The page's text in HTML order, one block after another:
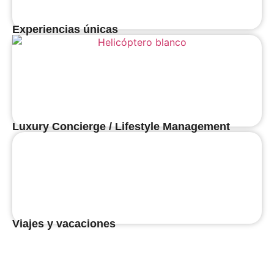
Experiencias únicas
Luxury Concierge / Lifestyle Management
Viajes y vacaciones